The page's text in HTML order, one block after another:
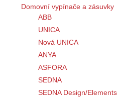
Domovní vypínače a zásuvky
ABB
UNICA
Nová UNICA
ANYA
ASFORA
SEDNA
SEDNA Design/Elements